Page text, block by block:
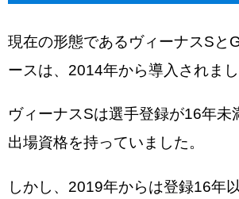
現在の形態であるヴィーナスSと
ースは、2014年から導入されまし
ヴィーナスSは選手登録が16年未
出場資格を持っていました。
しかし、2019年からは登録16年